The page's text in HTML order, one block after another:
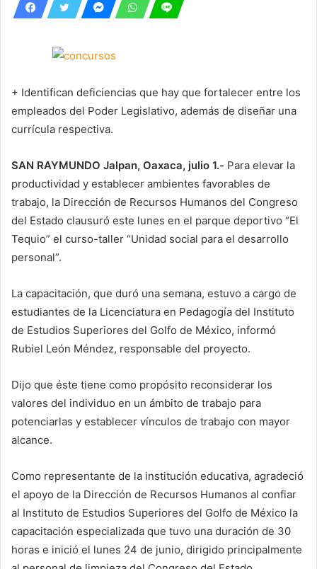
+ Identifican deficiencias que hay que fortalecer entre los
empleados del Poder Legislativo, además de diseñar una
currícula respectiva.
SAN RAYMUNDO Jalpan, Oaxaca, julio 1.- Para elevar la
productividad y establecer ambientes favorables de
trabajo, la Dirección de Recursos Humanos del Congreso
del Estado clausuró este lunes en el parque deportivo “El
Tequio” el curso-taller “Unidad social para el desarrollo
personal”.
La capacitación, que duró una semana, estuvo a cargo de
estudiantes de la Licenciatura en Pedagogía del Instituto
de Estudios Superiores del Golfo de México, informó
Rubiel León Méndez, responsable del proyecto.
Dijo que éste tiene como propósito reconsiderar los
valores del individuo en un ámbito de trabajo para
potenciarlas y establecer vínculos de trabajo con mayor
alcance.
Como representante de la institución educativa, agradeció
el apoyo de la Dirección de Recursos Humanos al confiar
al Instituto de Estudios Superiores del Golfo de México la
capacitación especializada que tuvo una duración de 30
horas e inició el lunes 24 de junio, dirigido principalmente